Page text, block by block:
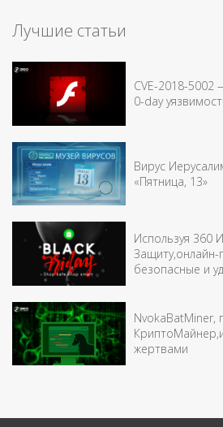
Лучшие статьи
CVE-2018-
0-day
Вирус
«Пятница, 13»
Используя 360
Защиту,онлайн-
безопасные и
NvokaBatMiner,
жертвами